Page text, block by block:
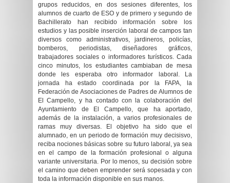
grupos reducidos, en dos sesiones diferentes, los
alumnos de cuarto de ESO y de primero y segundo de
Bachillerato han recibido información sobre los
estudios y las posible inserción laboral de campos tan
diversos como administrativos, jardineros, policías,
bomberos, periodistas, diseñadores gráficos,
trabajadores sociales o informadores turísticos. Cada
cinco minutos, los estudiantes cambiaban de mesa
donde les esperaba otro informador laboral. La
jornada ha estado coordinada por la FAPA, la
Federación de Asociaciones de Padres de Alumnos de
El Campello, y ha contado con la colaboración del
Ayuntamiento de El Campello, que ha aportado,
además de la instalación, a varios profesionales de
ramas muy diversas. El objetivo ha sido que el
alumnado, en un periodo de formación muy decisisvo,
reciba nociones básicas sobre su futuro laboral, ya sea
en el campo de la formación profesional o alguna
variante universitaria. Por lo menos, su decisión sobre
el camino que deben emprender será sopesada y con
toda la información disponible en sus manos.